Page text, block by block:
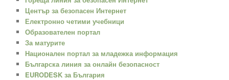
Център за безопасен Интернет
Електронно четими учебници
Образователен портал
За матурите
Национален портал за младежка информация
Българска линия за онлайн безопасност
EURODESK за България